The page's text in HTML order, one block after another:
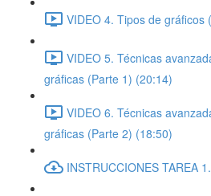
VIDEO 4. Tipos de gráficos
VIDEO 5. Técnicas
gráficas (Parte 1) (20:14)
VIDEO 6. Técnicas
gráficas (Parte 2) (18:50)
INSTRUCCIONES TAREA